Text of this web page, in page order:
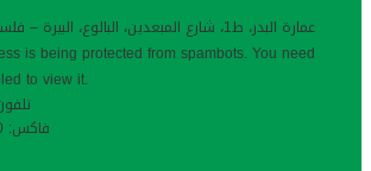
عمارة البدر، ط1، شارع المبعدین، البالوع، البیرة – فلســـطین ص.ب: 353
is being protected from spambots. You need
to view it.
تلفون
فاكس: 0097022412080